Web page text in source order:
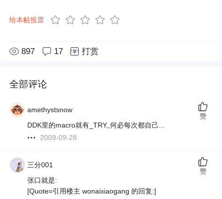
给本帖投票
897 17 打赏
全部评论
amethystsnow
DDK里的macro就有_TRY,,何必每次都自己...
2009-09-28
赞
三分001
张口就是:
[Quote=引用楼主 wonaixiaogang 的回复:]
赞